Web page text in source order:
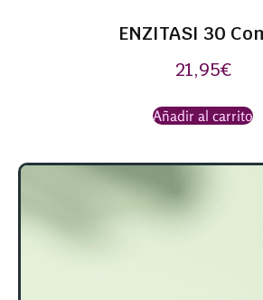
ENZITASI 30
21,95€
Añadir al carrito